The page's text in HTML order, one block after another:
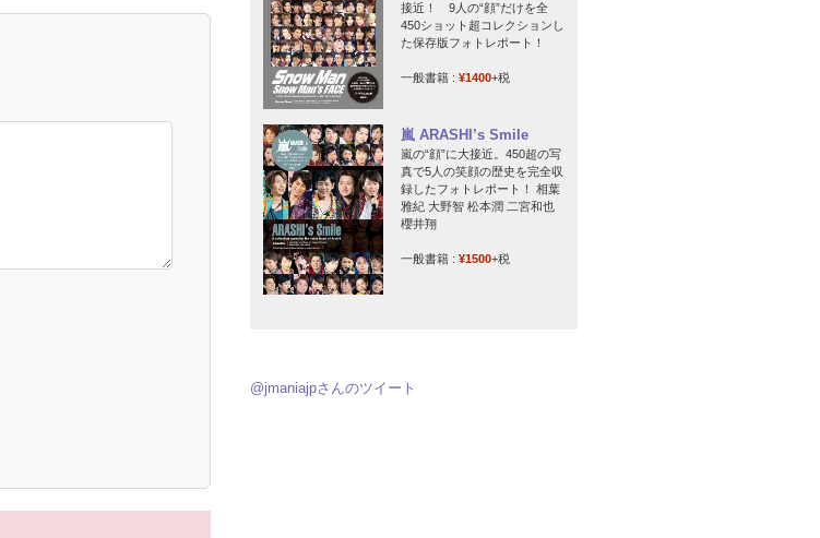
接近！ 9人の“顔”だけを全
450ショット超コレクションし
た保存版フォトレポート！
一般書籍 : ¥1400+税
嵐 ARASHI’s Smile
嵐の“顔”に大接近。450超の写
真で5人の笑顔の歴史を完全収
録したフォトレポート！ 相葉
雅紀 大野智 松本潤 二宮和也
櫻井翔
一般書籍 : ¥1500+税
@jmaniajpさんのツイート